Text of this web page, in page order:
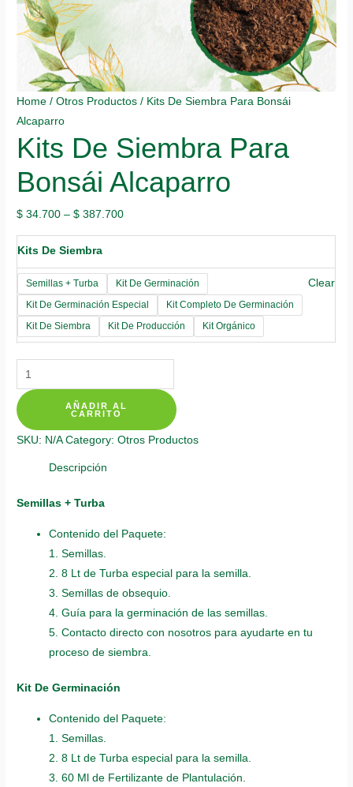
Home /Otros Productos / Kits De Siembra Para Bonsái
Alcaparro
Kits De Siembra Para
Bonsái Alcaparro
$ 34.700 –$ 387.700
Kits De Siembra
Semillas + Turba
Kit De Germinación
Kit De Germinación Especial
Kit Completo De Germinación
Kit De Siembra
Kit De Producción Kit Orgánico
Clear
Kits
De
Siembra
Para
Bonsái
Alcaparro
AÑADIR AL
CARRITO
SKU: N/A Category:Otros Productos
Descripción
Semillas + Turba
Contenido del Paquete:
1. Semillas.
2. 8 Lt de Turba especial para la semilla.
3. Semillas de obsequio.
4. Guía para la germinación de las semillas.
5. Contacto directo con nosotros para ayudarte en tu
proceso de siembra.
Kit De Germinación
Contenido del Paquete:
1. Semillas.
2. 8 Lt de Turba especial para la semilla.
3. 60 Ml de Fertilizante de Plantulación.